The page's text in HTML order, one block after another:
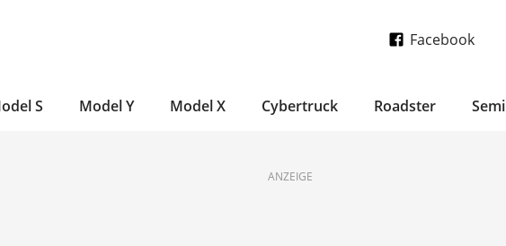
Facebook
S Model Y Model X Cybertruck Roadster Semi
ANZEIGE